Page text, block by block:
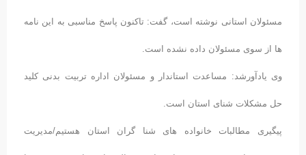
مسئولان استانی نوشته است، گفت: تاکنون پاسخ مناسبی به این نامه
ها از سوی مسئولان داده نشده است.
وی یادآورشد: مساعدت استاندار و مسئولان اداره تربیت بدنی کلید
حل مشکلات شنای استان است.
پیگیری مطالبات خانواده های شنا گران استان هستیم/مدیریت